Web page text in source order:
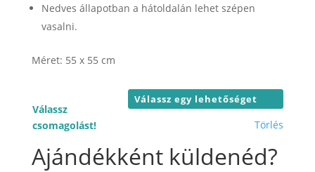
Nedves állapotban a hátoldalán lehet szépen
vasalni.
Méret: 55 x 55 cm
Válassz
csomagolást!
Törlés
Ajándékként küldenéd?